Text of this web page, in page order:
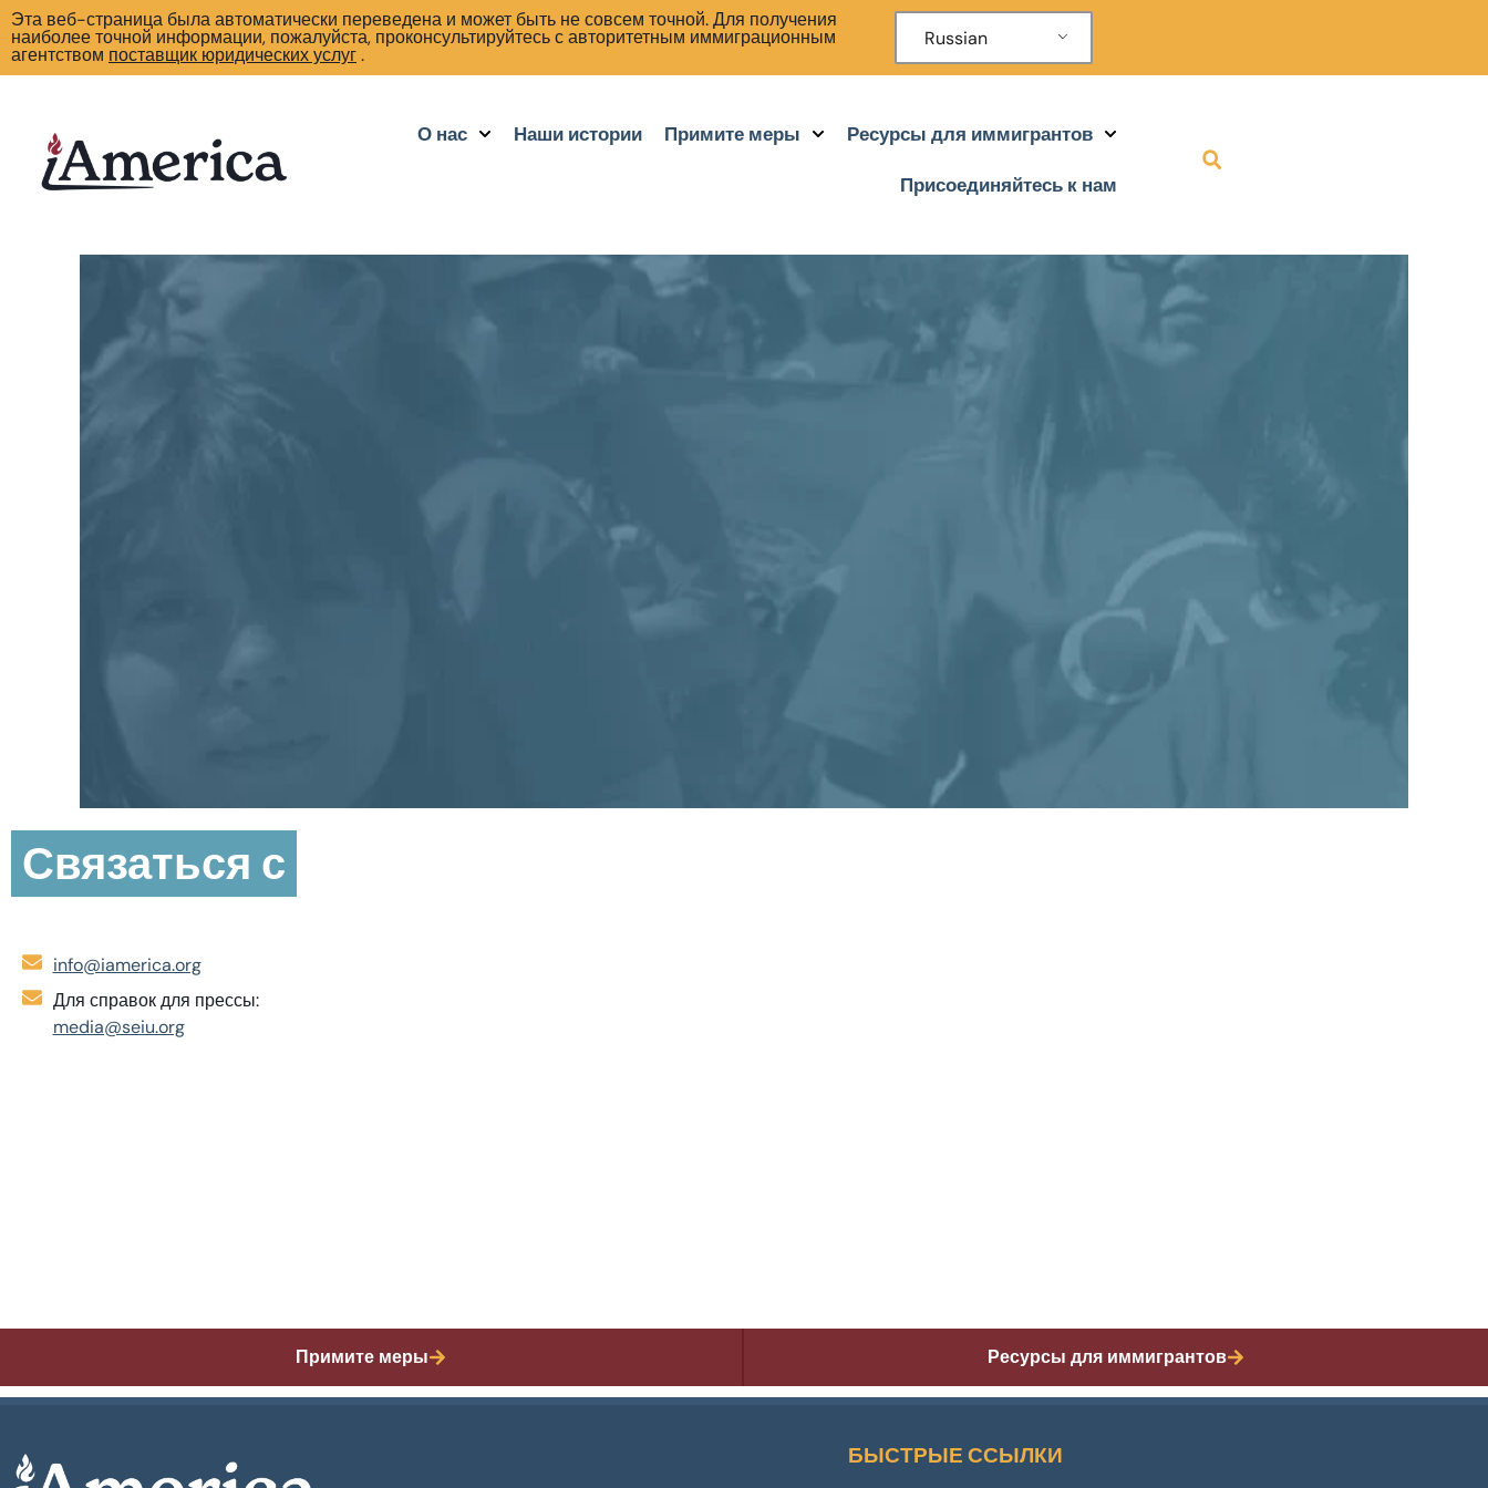
Эта веб-страница была автоматически переведена и может быть не совсем точной. Для получения
наиболее точной информации, пожалуйста, проконсультируйтесь с авторитетным иммиграционным
агентством поставщик юридических услуг.
Russian
О нас Наши истории Примите меры Ресурсы для иммигрантов
Присоединяйтесь к нам
Связаться с
info@iamerica.org
Для справок для прессы:
media@seiu.org
Примите меры Ресурсы для иммигрантов
БЫСТРЫЕ ССЫЛКИ